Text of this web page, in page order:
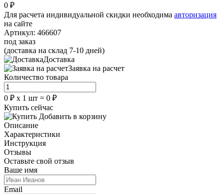
0 ₽
Для расчета индивидуальной скидки необходима авторизация
на сайте
Артикул: 466607
под заказ
(доставка на склад 7-10 дней)
Доставка
Заявка на расчет
Количество товара
0 ₽ х 1 шт = 0 ₽
Купить сейчас
Добавить в корзину
Описание
Характеристики
Инструкция
Отзывы
Оставьте свой отзыв
Ваше имя
Email